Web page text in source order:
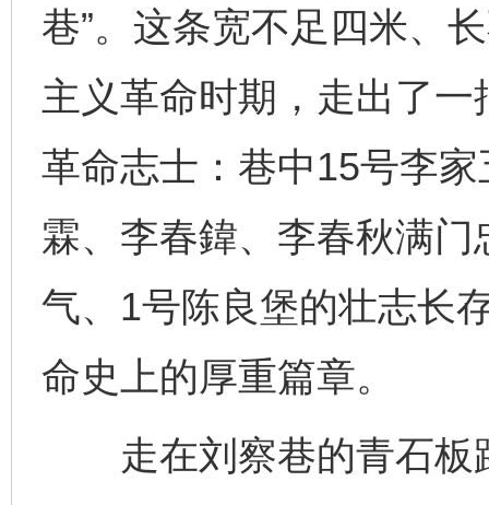
巷”。这条宽不足四米、
主义革命时期，走出了
革命志士：巷中15号李
霖、李春鍏、李春秋满
气、1号陈良堡的壮志长
命史上的厚重篇章。
走在刘察巷的青石板